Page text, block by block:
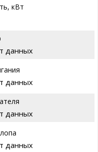
кВт
данных
данных
данных
данных